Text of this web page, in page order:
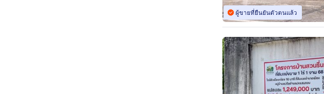
ผู้ขายที่ยืนยันตัวตนแล้ว